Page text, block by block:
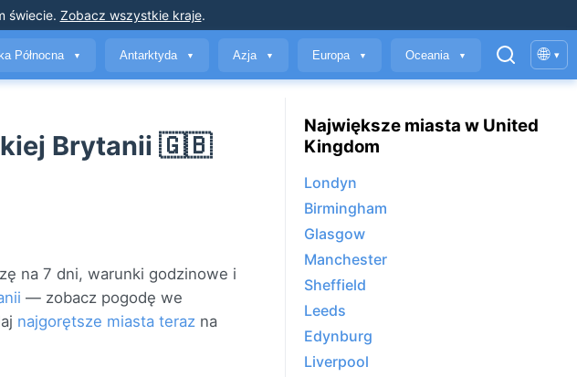
świecie. Zobacz wszystkie kraje.
Północna ▼ Antarktyda ▼ Azja ▼ Europa ▼ Oceania ▼ 🌐 ▾
Brytanii 🇬🇧
na 7 dni, warunki godzinowe i
— zobacz pogodę we
najgorętsze miasta teraz na
Największe miasta w United
Kingdom
Londyn
Birmingham
Glasgow
Manchester
Sheffield
Leeds
Edynburg
Liverpool